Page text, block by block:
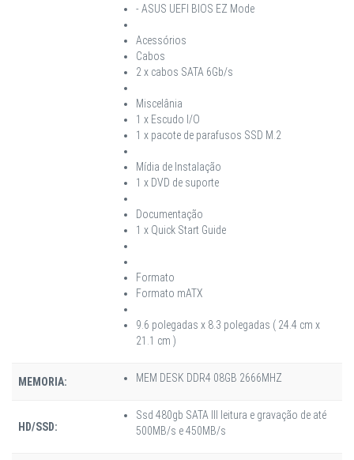
- ASUS UEFI BIOS EZ Mode
Acessórios
Cabos
2 x cabos SATA 6Gb/s
Miscelânia
1 x Escudo I/O
1 x pacote de parafusos SSD M.2
Mídia de Instalação
1 x DVD de suporte
Documentação
1 x Quick Start Guide
Formato
Formato mATX
9.6 polegadas x 8.3 polegadas ( 24.4 cm x
21.1 cm )
MEMORIA: MEM DESK DDR4 08GB 2666MHZ
HD/SSD:
Ssd 480gb SATA III leitura e gravação de até
500MB/s e 450MB/s